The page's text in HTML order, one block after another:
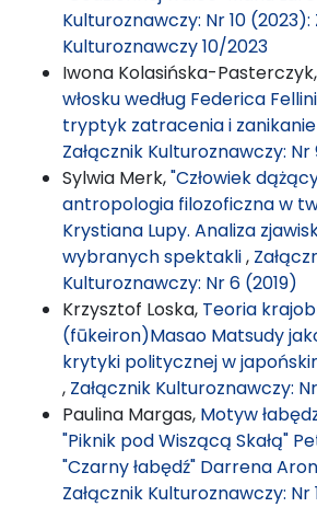
Kulturoznawczy: Nr 10 (2023):
Kulturoznawczy 10/2023
Iwona Kolasińska-Pasterczyk,
włosku według Federica
tryptyk zatracenia i
Załącznik Kulturoznawczy: Nr
Sylwia Merk,"Człowiek
antropologia filozoficzna w
Krystiana Lupy. Analiza
wybranych spektakli,
Kulturoznawczy: Nr 6 (2019)
Krzysztof Loska, Teoria
(fūkeiron)Masao Matsudy
krytyki politycznej w
, Załącznik Kulturoznawczy:
Paulina Margas, Motyw
"Piknik pod Wiszącą Skałą"
"Czarny łabędź" Darrena
Załącznik Kulturoznawczy: Nr